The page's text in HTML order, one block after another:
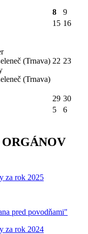
8
9
15 16
(Trnava)
(Trnava)
22 23
29 30
5
6
za rok 2025
pred povodňami"
za rok 2024